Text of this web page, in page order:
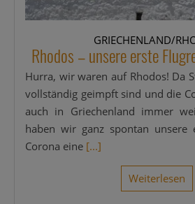
GRIECHENLAND/
Rhodos – unsere erste
Hur­ra, wir waren auf Rho­dos! Da
voll­stän­dig geimpft sind und die
auch in Grie­chen­land immer
haben wir ganz spon­tan unse­re
Coro­na eine [...]
Wei­ter­le­sen